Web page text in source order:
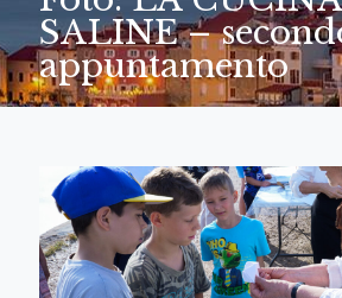
SALINE –
appuntamento